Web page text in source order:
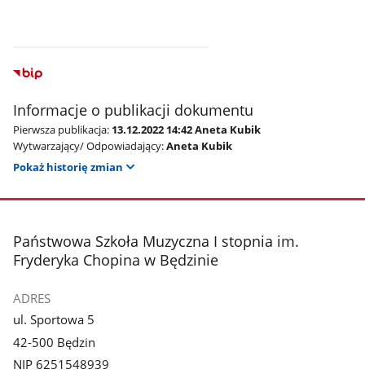
Informacje o publikacji dokumentu
Pierwsza publikacja: 13.12.2022 14:42 Aneta Kubik
Wytwarzający/ Odpowiadający:Aneta Kubik
Pokaż historię zmian
stopka
Państwowa Szkoła Muzyczna I stopnia im.
Fryderyka Chopina w Będzinie
ADRES
ul. Sportowa 5
42-500 Będzin
NIP 6251548939